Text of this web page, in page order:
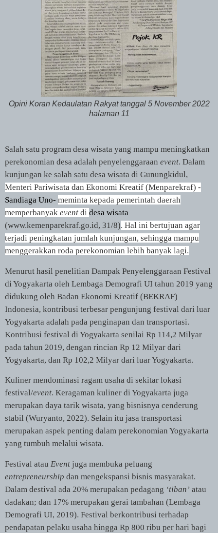
Opini Koran Kedaulatan Rakyat tanggal 5 November 2022
halaman 11
Salah satu program desa wisata yang mampu meningkatkan
perekonomian desa adalah penyelenggaraan event. Dalam
kunjungan ke salah satu desa wisata di Gunungkidul,
Menteri Pariwisata dan Ekonomi Kreatif (Menparekraf) -
Sandiaga Uno- meminta kepada pemerintah daerah
memperbanyak event di desa wisata
(www.kemenparekraf.go.id, 31/8). Hal ini bertujuan agar
terjadi peningkatan jumlah kunjungan, sehingga mampu
menggerakkan roda perekonomian lebih banyak lagi.
Menurut hasil penelitian Dampak Penyelenggaraan Festival
di Yogyakarta oleh Lembaga Demografi UI tahun 2019 yang
didukung oleh Badan Ekonomi Kreatif (BEKRAF)
Indonesia, kontribusi terbesar pengunjung festival dari luar
Yogyakarta adalah pada penginapan dan transportasi.
Kontribusi festival di Yogyakarta senilai Rp 114,2 Milyar
pada tahun 2019, dengan rincian Rp 12 Milyar dari
Yogyakarta, dan Rp 102,2 Milyar dari luar Yogyakarta.
Kuliner mendominasi ragam usaha di sekitar lokasi
festival/event. Keragaman kuliner di Yogyakarta juga
merupakan daya tarik wisata, yang bisnisnya cenderung
stabil (Wuryanto, 2022). Selain itu jasa transportasi
merupakan aspek penting dalam perekonomian Yogyakarta
yang tumbuh melalui wisata.
Festival atau Event juga membuka peluang
entrepreneurship dan mengekspansi bisnis masyarakat.
Dalam destival ada 20% merupakan pedagang ‘tiban’ atau
dadakan; dan 17% merupakan gerai tambahan (Lembaga
Demografi UI, 2019). Festival berkontribusi terhadap
pendapatan pelaku usaha hingga Rp 800 ribu per hari bagi